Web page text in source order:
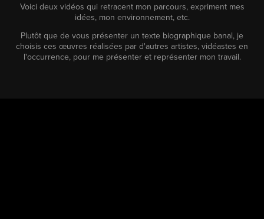
Voici deux vidéos qui retracent mon parcours, expriment mes
idées, mon environnement, etc.
Plutôt que de vous présenter un texte biographique banal, je
choisis ces œuvres réalisées par d'autres artistes, vidéastes en
l'occurrence, pour me présenter et représenter mon travail.